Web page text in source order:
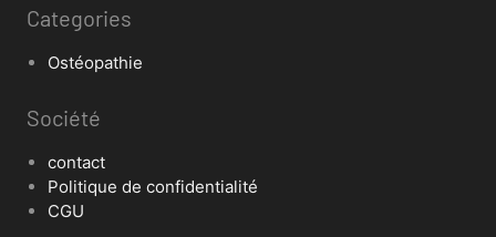
Categories
Ostéopathie
Société
contact
Politique de confidentialité
CGU